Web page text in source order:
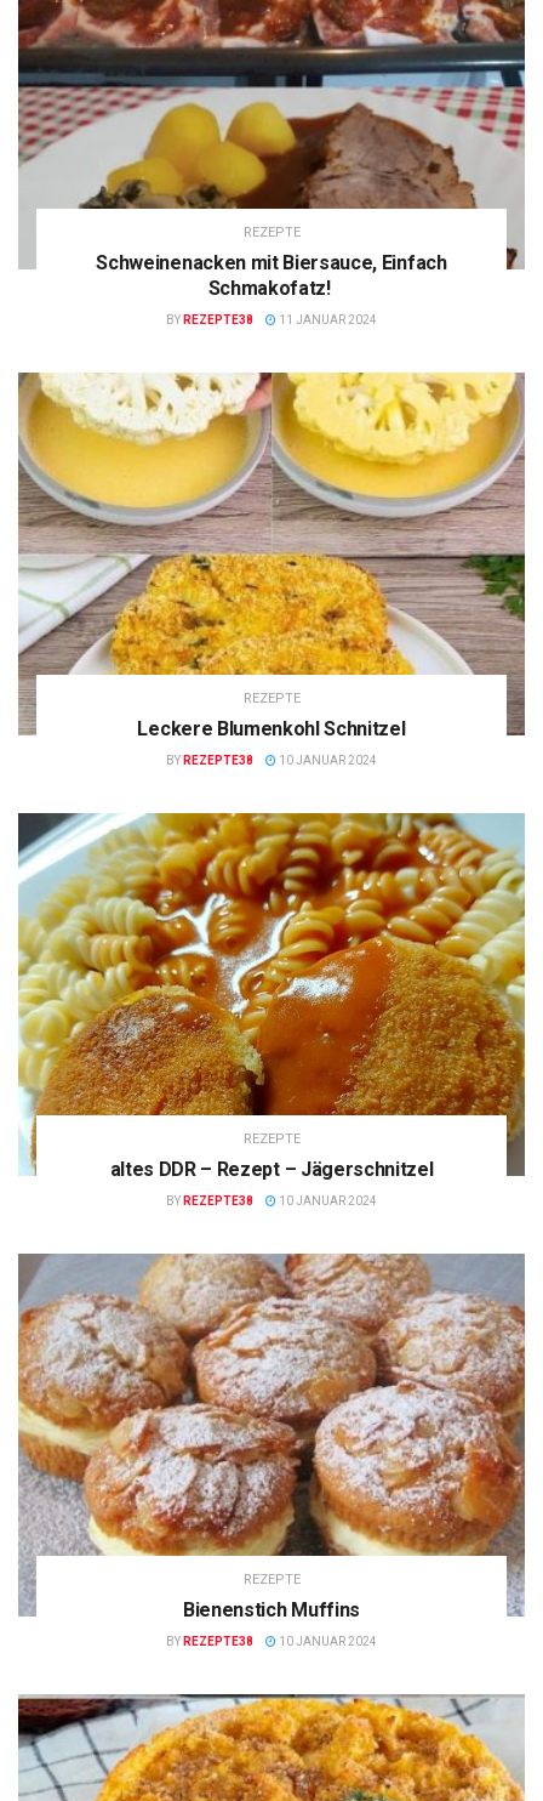
REZEPTE
Schweinenacken mit Biersauce, Einfach
Schmakofatz!
BY REZEPTE38 11 JANUAR 2024
REZEPTE
Leckere Blumenkohl Schnitzel
BY REZEPTE38 10 JANUAR 2024
REZEPTE
altes DDR – Rezept – Jägerschnitzel
BY REZEPTE38 10 JANUAR 2024
REZEPTE
Bienenstich Muffins
BY REZEPTE38 10 JANUAR 2024